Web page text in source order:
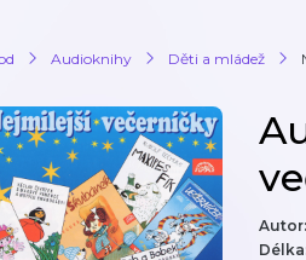
Audioknihy Děti a mládež
Autor:
Délka